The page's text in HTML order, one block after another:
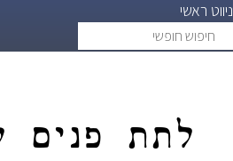
ניווט ראשי
חופשי
לתת פנים